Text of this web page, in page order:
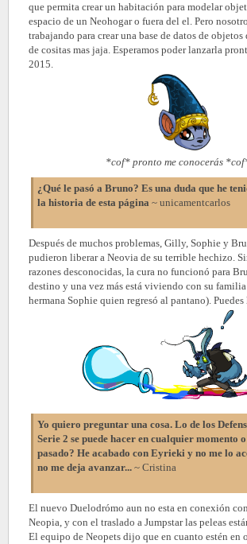
que permita crear un habitación para modelar
espacio de un Neohogar o fuera del el. Pero
trabajando para crear una base de datos de
de cositas mas jaja. Esperamos poder lanzarla
2015.
*cof* pronto me conocerás
¿Qué le pasó a Bruno? Es una duda que he
la historia de esta página ~ unicamentcarlos
Después de muchos problemas, Gilly, Sophie y
pudieron liberar a Neovia de su terrible hechizo.
razones desconocidas, la cura no funcionó para
destino y una vez más está viviendo con su
hermana Sophie quien regresó al pantano).
Yo quiero preguntar una cosa. Lo de los
Serie 2 se puede hacer en cualquier momento o
pasado? He acabado con Eyrieki y no me lo
no me deja avanzar... ~ Cristina
El nuevo Duelodrómo aun no esta en conexión
Neopia, y con el traslado a Jumpstar las peleas
El equipo de Neopets dijo que en cuanto estén en